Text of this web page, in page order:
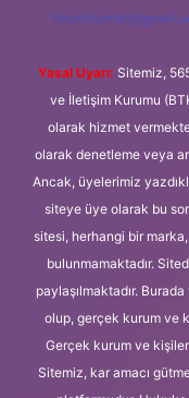
Yasal Uyarı: Sitemiz,
ve İletişim Kurumu
olarak hizmet
olarak denetleme veya
Ancak, üyelerimiz
siteye üye olarak bu
sitesi, herhangi bir
bulunmamaktadır.
paylaşılmaktadır.
olup, gerçek kurum ve
Gerçek kurum ve
Sitemiz, kar amacı